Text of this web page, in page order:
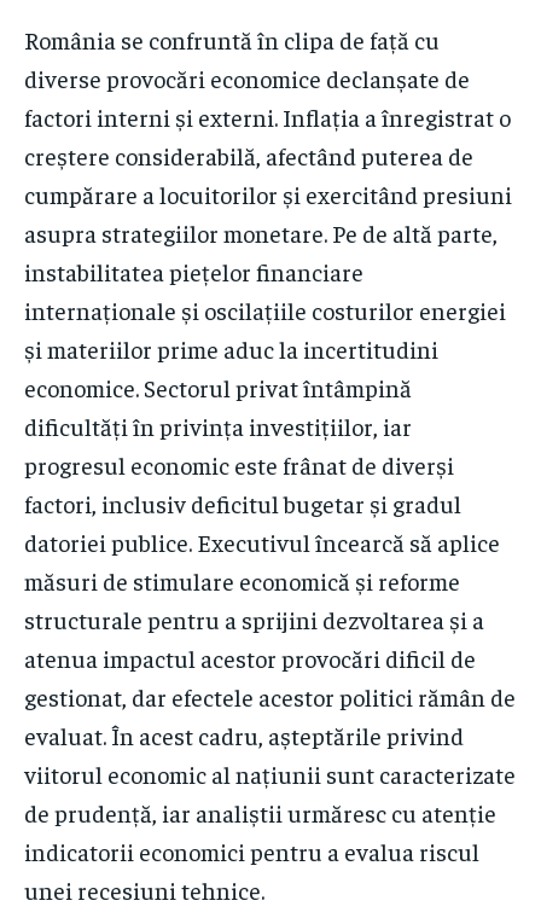
România se confruntă în clipa de față cu
diverse provocări economice declanșate de
factori interni și externi. Inflația a înregistrat o
creștere considerabilă, afectând puterea de
cumpărare a locuitorilor și exercitând presiuni
asupra strategiilor monetare. Pe de altă parte,
instabilitatea piețelor financiare
internaționale și oscilațiile costurilor energiei
și materiilor prime aduc la incertitudini
economice. Sectorul privat întâmpină
dificultăți în privința investițiilor, iar
progresul economic este frânat de diverși
factori, inclusiv deficitul bugetar și gradul
datoriei publice. Executivul încearcă să aplice
măsuri de stimulare economică și reforme
structurale pentru a sprijini dezvoltarea și a
atenua impactul acestor provocări dificil de
gestionat, dar efectele acestor politici rămân de
evaluat. În acest cadru, așteptările privind
viitorul economic al națiunii sunt caracterizate
de prudență, iar analiștii urmăresc cu atenție
indicatorii economici pentru a evalua riscul
unei recesiuni tehnice.